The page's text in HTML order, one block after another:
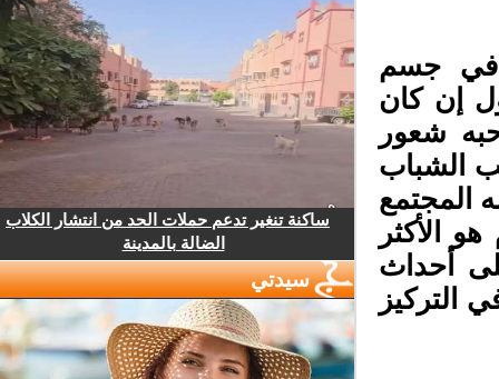
في جسم
إن كان
شعور
الشباب
المجتمع
الأكثر
أحداث
ساكنة تنغير تدعم حملات الحد من انتشار الكلاب
الضالة بالمدينة
سيدتي